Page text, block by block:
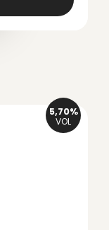
5,70%
VOL